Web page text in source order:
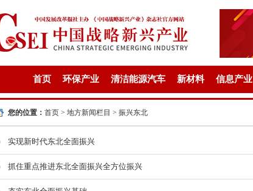
首页 环保产业 清洁能源汽车 新材料 信息产业
您的位置： 首页 > 地方新闻栏目 > 振兴东北
实现新时代东北全面振兴
抓住重点推进东北全面振兴全方位振兴